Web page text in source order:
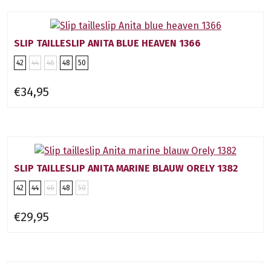
SLIP TAILLESLIP ANITA BLUE HEAVEN 1366
42 44 46 48 50
€34,95
SLIP TAILLESLIP ANITA MARINE BLAUW ORELY 1382
42 44 46 48 50
€29,95